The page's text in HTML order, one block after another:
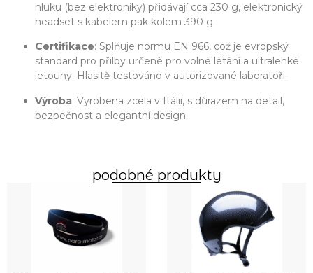
hluku (bez elektroniky) přidávají cca 230 g, elektronický
headset s kabelem pak kolem 390 g.
Certifikace: Splňuje normu EN 966, což je evropský
standard pro přilby určené pro volné létání a ultralehké
letouny. Hlasitě testováno v autorizované laboratoři.
Výroba: Vyrobena zcela v Itálii, s důrazem na detail,
bezpečnost a elegantní design.
podobné produkty